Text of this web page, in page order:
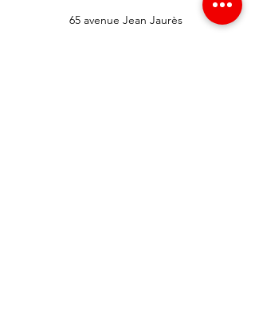
65 avenue Jean Jaurès